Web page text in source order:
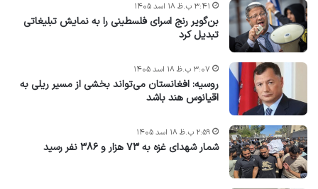
بن‌گویر رنج اسرای فلسطینی را به نمایش تبلیغاتی
تبدیل کرد
۳:۴۱ ب.ظ ۱۸ اسد ۱۴۰۵
روسیه: افغانستان می‌تواند بخشی از مسیر ریلی به
اقیانوس هند باشد
۳:۰۷ ب.ظ ۱۸ اسد ۱۴۰۵
شمار شهدای غزه به ۷۳ هزار و ۳۸۶ نفر رسید
۲:۵۹ ب.ظ ۱۸ اسد ۱۴۰۵